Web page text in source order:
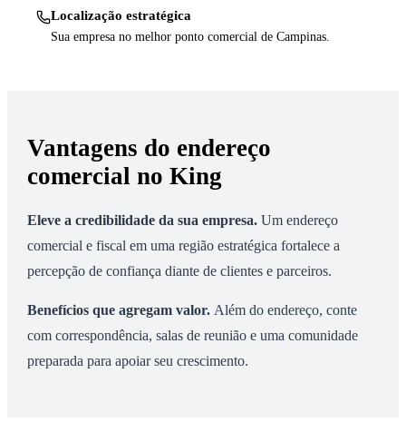
Localização estratégica
Sua empresa no melhor ponto comercial de Campinas.
Vantagens do endereço
comercial no King
Eleve a credibilidade da sua empresa.Um endereço
comercial e fiscal em uma região estratégica fortalece a
percepção de confiança diante de clientes e parceiros.
Benefícios que agregam valor. Além do endereço, conte
com correspondência, salas de reunião e uma comunidade
preparada para apoiar seu crescimento.